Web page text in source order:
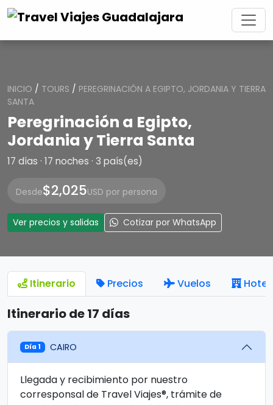
INICIO / TOURS / PEREGRINACIÓN A EGIPTO, JORDANIA Y TIERRA
SANTA
Peregrinación a Egipto,
Jordania y Tierra Santa
17 días · 17 noches · 3 país(es)
Desde$2,025USD por persona
Ver precios y salidas Cotizar por WhatsApp
Itinerario Precios Vuelos
Itinerario de 17 días
Día 1 CAIRO
Llegada y recibimiento por nuestro
corresponsal de Travel Viajes®, trámite de